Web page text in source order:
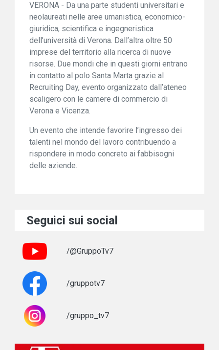
VERONA - Da una parte studenti universitari e
neolaureati nelle aree umanistica, economico-
giuridica, scientifica e ingegneristica
dell’università di Verona. Dall’altra oltre 50
imprese del territorio alla ricerca di nuove
risorse. Due mondi che in questi giorni entrano
in contatto al polo Santa Marta grazie al
Recruiting Day, evento organizzato dall’ateneo
scaligero con le camere di commercio di
Verona e Vicenza.
Un evento che intende favorire l’ingresso dei
talenti nel mondo del lavoro contribuendo a
rispondere in modo concreto ai fabbisogni
delle aziende.
Seguici sui social
/@GruppoTv7
/gruppotv7
/gruppo_tv7